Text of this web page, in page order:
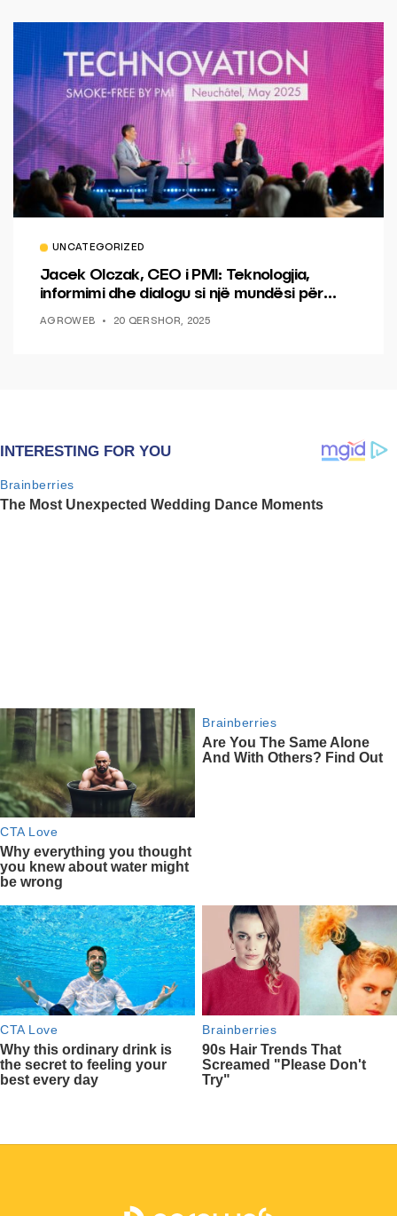
UNCATEGORIZED
Jacek Olczak, CEO i PMI: Teknologjia,
informimi dhe dialogu si një mundësi për
AGROWEB 20 QERSHOR, 2025